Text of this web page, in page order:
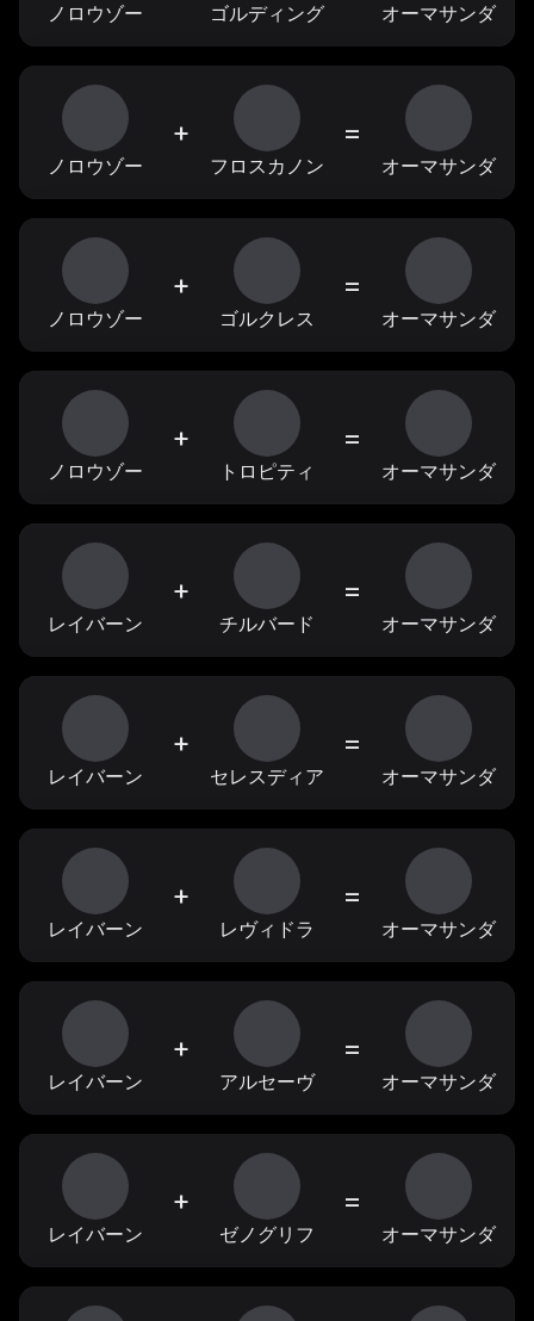
ノロウゾー ゴルディング オーマサンダ
ノロウゾー
+
フロスカノン
=
オーマサンダ
ノロウゾー
+
ゴルクレス
=
オーマサンダ
ノロウゾー
+
トロピティ
=
オーマサンダ
レイバーン
+
チルバード
=
オーマサンダ
レイバーン
+
セレスディア
=
オーマサンダ
レイバーン
+
レヴィドラ
=
オーマサンダ
レイバーン
+
アルセーヴ
=
オーマサンダ
レイバーン
+
ゼノグリフ
=
オーマサンダ